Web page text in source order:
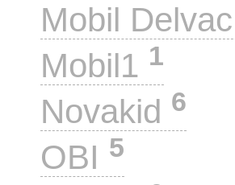
Mobil Delvac
Mobil1 1
Novakid 6
OBI 5